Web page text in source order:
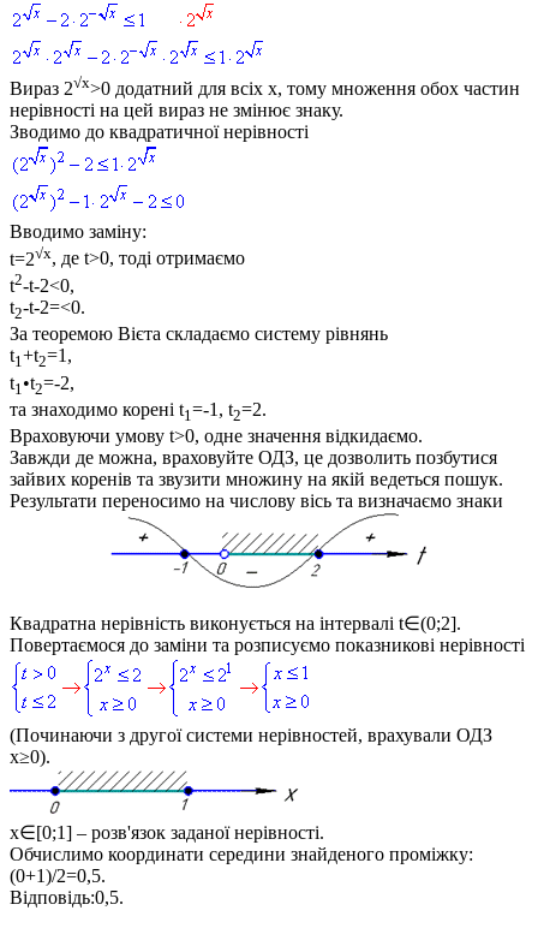
Вираз 2√x>0 додатний для всіх x, тому множення обох частин
нерівності на цей вираз не змінює знаку.
Зводимо до квадратичної нерівності
Вводимо заміну:
t=2√x, де t>0, тоді отримаємо
t2-t-2<0,
t2-t-2=<0.
За теоремою Вієта складаємо систему рівнянь
t1+t2=1,
t1 •t2=-2,
та знаходимо корені t1 =-1, t2=2.
Враховуючи умову t>0, одне значення відкидаємо.
Завжди де можна, враховуйте ОДЗ, це дозволить позбутися
зайвих коренів та звузити множину на якій ведеться пошук.
Результати переносимо на числову вісь та визначаємо знаки
Квадратна нерівність виконується на інтервалі t∈(0;2].
Повертаємося до заміни та розписуємо показникові нерівності
(Починаючи з другої системи нерівностей, врахували ОДЗ
x≥0).
x∈[0;1] – розв'язок заданої нерівності.
Обчислимо координати середини знайденого проміжку:
(0+1)/2=0,5.
Відповідь:0,5.